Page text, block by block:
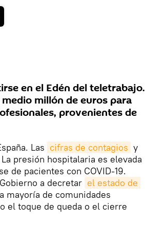
en el Edén del teletrabajo.
millón de euros para
provenientes de
Las cifras de contagios y
presión hospitalaria es elevada
de pacientes con COVID-19.
a decretar el estado de
mayoría de comunidades
el toque de queda o el cierre